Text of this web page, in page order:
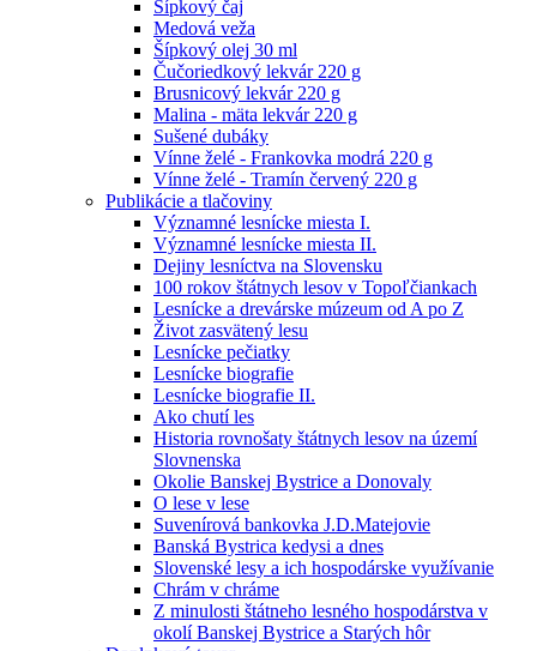
Šípkový čaj
Medová veža
Šípkový olej 30 ml
Čučoriedkový lekvár 220 g
Brusnicový lekvár 220 g
Malina - mäta lekvár 220 g
Sušené dubáky
Vínne želé - Frankovka modrá 220 g
Vínne želé - Tramín červený 220 g
Publikácie a tlačoviny
Významné lesnícke miesta I.
Významné lesnícke miesta II.
Dejiny lesníctva na Slovensku
100 rokov štátnych lesov v Topoľčiankach
Lesnícke a drevárske múzeum od A po Z
Život zasvätený lesu
Lesnícke pečiatky
Lesnícke biografie
Lesnícke biografie II.
Ako chutí les
Historia rovnošaty štátnych lesov na území
Slovnenska
Okolie Banskej Bystrice a Donovaly
O lese v lese
Suvenírová bankovka J.D.Matejovie
Banská Bystrica kedysi a dnes
Slovenské lesy a ich hospodárske využívanie
Chrám v chráme
Z minulosti štátneho lesného hospodárstva v
okolí Banskej Bystrice a Starých hôr